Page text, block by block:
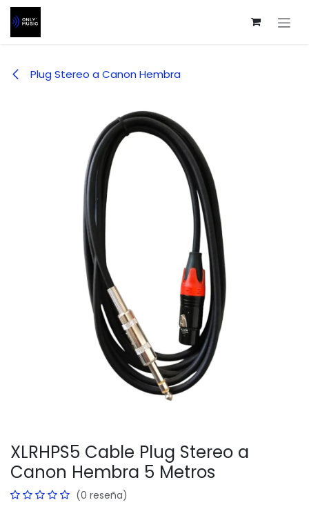
Ir al contenido
Plug Stereo a Canon Hembra
XLRHPS5 Cable Plug Stereo a
Canon Hembra 5 Metros
(0 reseña)